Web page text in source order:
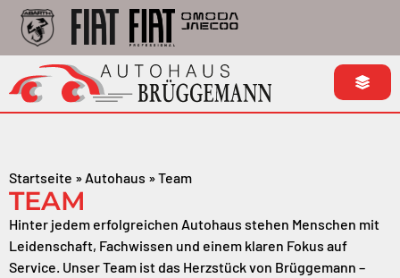
Startseite » Autohaus »Team
TEAM
Hinter jedem erfolgreichen Autohaus stehen Menschen mit
Leidenschaft, Fachwissen und einem klaren Fokus auf
Service. Unser Team ist das Herzstück von Brüggemann –